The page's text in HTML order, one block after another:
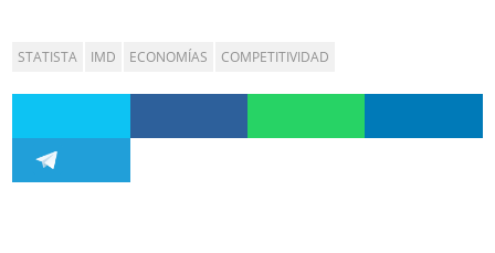
STATISTA IMD ECONOMÍAS COMPETITIVIDAD